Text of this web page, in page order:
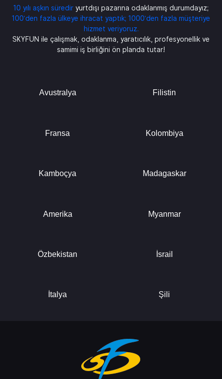
10 yılı aşkın süredir yurtdışı pazarına odaklanmış durumdayız;
100'den fazla ülkeye ihracat yaptık; 1000'den fazla müşteriye
hizmet veriyoruz.
SKYFUN ile çalışmak, odaklanma, yaratıcılık, profesyonellik ve
samimi iş birliğini ön planda tutar!
Avustralya Filistin
Fransa Kolombiya
Kamboçya Madagaskar
Amerika Myanmar
Özbekistan İsrail
İtalya Şili